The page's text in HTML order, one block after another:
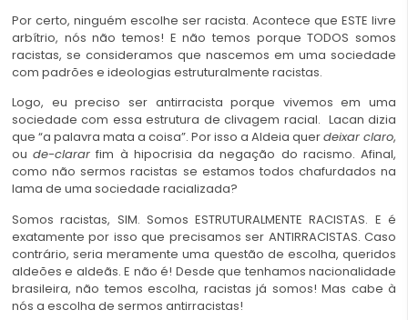
Por certo, ninguém escolhe ser racista. Acontece que ESTE livre
arbítrio, nós não temos! E não temos porque TODOS somos
racistas, se consideramos que nascemos em uma sociedade
com padrões e ideologias estruturalmente racistas.
Logo, eu preciso ser antirracista porque vivemos em uma
sociedade com essa estrutura de clivagem racial. Lacan dizia
que “a palavra mata a coisa”. Por isso a Aldeia querdeixar claro,
oude-clarar fim à hipocrisia da negação do racismo. Afinal,
como não sermos racistas se estamos todos chafurdados na
lama de uma sociedade racializada?
Somos racistas, SIM. Somos ESTRUTURALMENTE RACISTAS. E é
exatamente por isso que precisamos ser ANTIRRACISTAS. Caso
contrário, seria meramente uma questão de escolha, queridos
aldeões e aldeãs. E não é! Desde que tenhamos nacionalidade
brasileira, não temos escolha, racistas já somos! Mas cabe à
nós a escolha de sermos antirracistas!